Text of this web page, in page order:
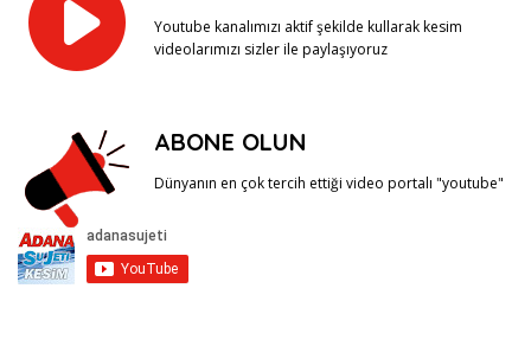
Youtube kanalımızı aktif şekilde kullarak kesim
videolarımızı sizler ile paylaşıyoruz
ABONE OLUN
Dünyanın en çok tercih ettiği video portalı "youtube"